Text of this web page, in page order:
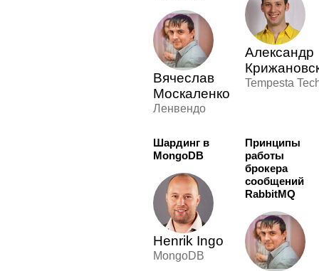
Вячеслав
Москаленко
Ленвендо
Александр
Tempesta
Шардинг в
MongoDB
Henrik Ingo
MongoDB
Принципы
работы
брокера
сообщений
RabbitMQ